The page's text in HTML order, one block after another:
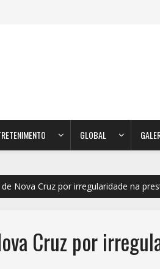
GLOBAL
Nova Cruz por irregularidade na
Cruz por